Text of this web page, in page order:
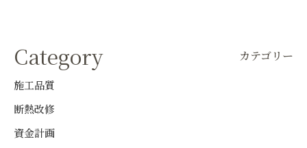
Category カテゴリー
施工品質
断熱改修
資金計画